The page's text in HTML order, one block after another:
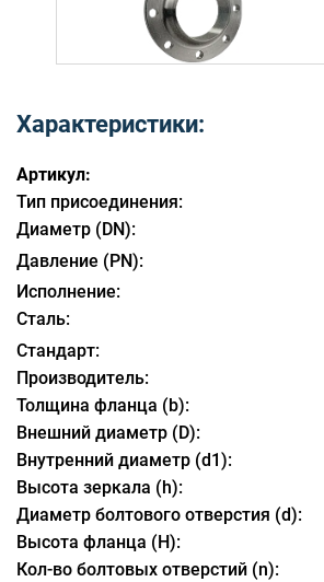
Характеристики:
Артикул:
Тип присоединения:
Диаметр (DN):
Давление (PN):
Исполнение:
Сталь:
Стандарт:
Производитель:
Толщина фланца (b):
Внешний диаметр (D):
Внутренний диаметр (d1):
Высота зеркала (h):
Диаметр болтового отверстия (d):
Высота фланца (H):
Кол-во болтовых отверстий (n):